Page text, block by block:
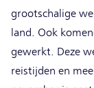
grootschalige
land. Ook
gewerkt. Deze
reistijden en